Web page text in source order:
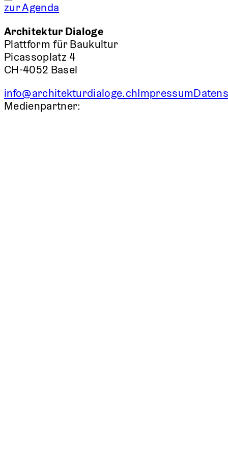
zur Agenda
Architektur Dialoge
Plattform für Baukultur
Picassoplatz 4
CH-4052 Basel
info@architekturdialoge.chImpressum
Medienpartner: